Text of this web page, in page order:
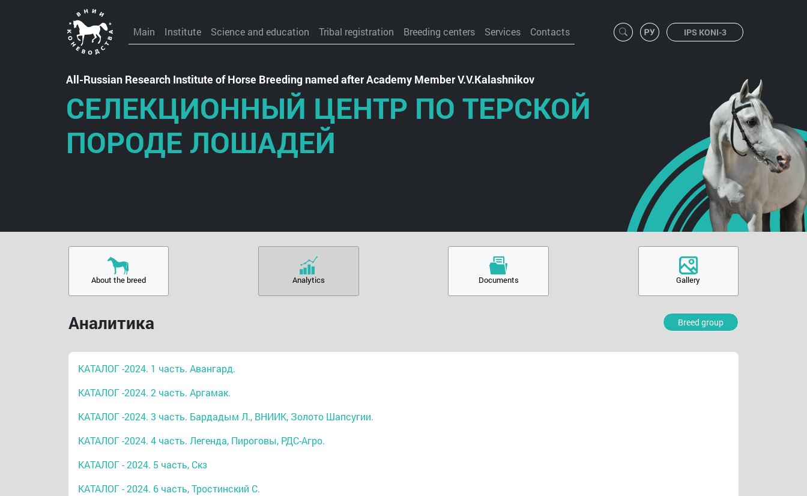
Main Institute Science and education Tribal registration Breeding centers Services Contacts IPS KONI-3
All-Russian Research Institute of Horse Breeding named after Academy Member V.V.Kalashnikov
СЕЛЕКЦИОННЫЙ ЦЕНТР ПО ТЕРСКОЙ
ПОРОДЕ ЛОШАДЕЙ
About the breed Analytics Documents Gallery
Аналитика Breed group
КАТАЛОГ -2024. 1 часть. Авангард.
КАТАЛОГ -2024. 2 часть. Аргамак.
КАТАЛОГ -2024. 3 часть. Бардадым Л., ВНИИК, Золото Шапсугии.
КАТАЛОГ -2024. 4 часть. Легенда, Пироговы, РДС-Агро.
КАТАЛОГ - 2024. 5 часть, Скз
КАТАЛОГ - 2024. 6 часть, Тростинский С.